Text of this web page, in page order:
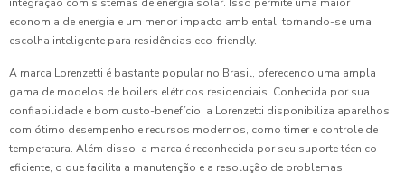
economia de energia e um menor impacto ambiental, tornando-se uma
escolha inteligente para residências eco-friendly.
A marca Lorenzetti é bastante popular no Brasil, oferecendo uma ampla
gama de modelos de boilers elétricos residenciais. Conhecida por sua
confiabilidade e bom custo-benefício, a Lorenzetti disponibiliza aparelhos
com ótimo desempenho e recursos modernos, como timer e controle de
temperatura. Além disso, a marca é reconhecida por seu suporte técnico
eficiente, o que facilita a manutenção e a resolução de problemas.